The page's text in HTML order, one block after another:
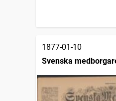
1877-01-10
Svenska